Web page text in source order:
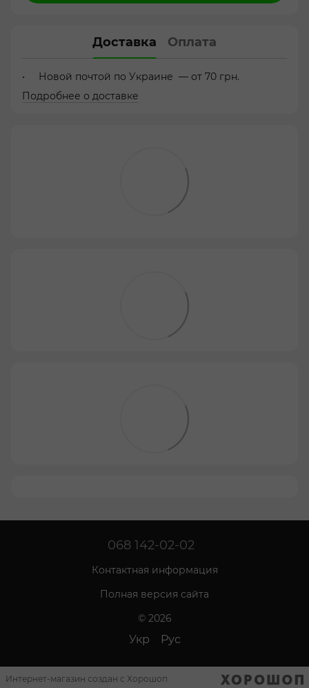
Доставка Оплата
Новой почтой по Украине — от 70 грн.
Подробнее о доставке
068 142-02-02
Контактная информация
Полная версия сайта
© 2026
Укр Рус
Интернет-магазин создан с Хорошоп